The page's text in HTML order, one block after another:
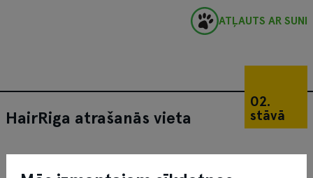
ATĻAUTS AR SUNI
02.
stāvā
HairRiga atrašanās vieta